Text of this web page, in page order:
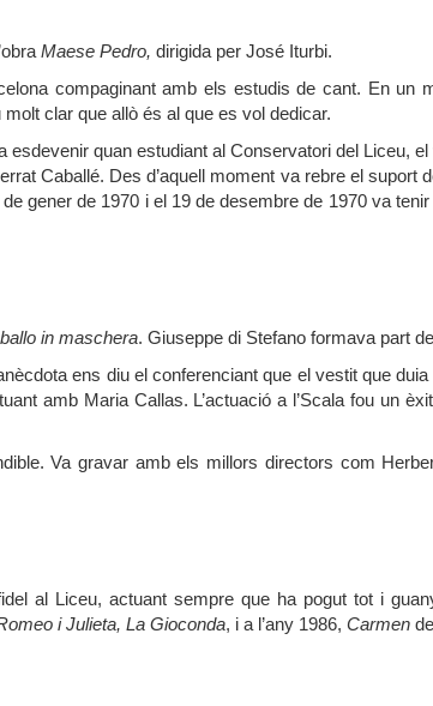
Maese Pedro, dirigida per José Iturbi.
compaginant amb els estudis de cant. En un
molt clar que allò és al que es vol dedicar.
quan estudiant al Conservatori del Liceu,
Caballé. Des d’aquell moment va rebre el suport
gener de 1970 i el 19 de desembre de 1970 va
in maschera. Giuseppe di Stefano formava part
ens diu el conferenciant que el vestit que duia
amb Maria Callas. L’actuació a l’Scala fou un
Va gravar amb els millors directors com
al Liceu, actuant sempre que ha pogut tot i
i Julieta, La Gioconda, i a l’any 1986, Carmen